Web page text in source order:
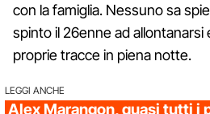
con la famiglia. Nessuno sa
spinto il 26enne ad allontanarsi
proprie tracce in piena notte.
LEGGI ANCHE
Alex Marangon, quasi tutti i